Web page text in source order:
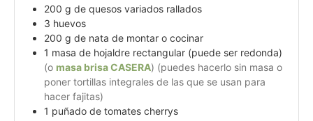
200 g de quesos variados rallados
3 huevos
200 g de nata de montar o cocinar
1 masa de hojaldre rectangular (puede ser redonda)
(o masa brisa CASERA) (puedes hacerlo sin masa o
poner tortillas integrales de las que se usan para
hacer fajitas)
1 puñado de tomates cherrys